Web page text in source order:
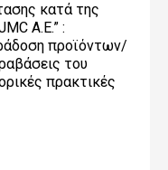
κατά της
Α.Ε.” :
προϊόντων/
του
πρακτικές